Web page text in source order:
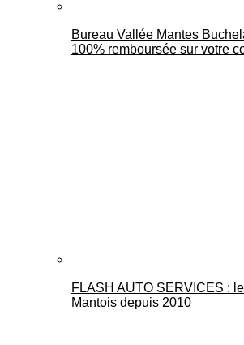
Bureau Vallée Mantes
100% remboursée sur votre
FLASH AUTO SERVICES :
Mantois depuis 2010